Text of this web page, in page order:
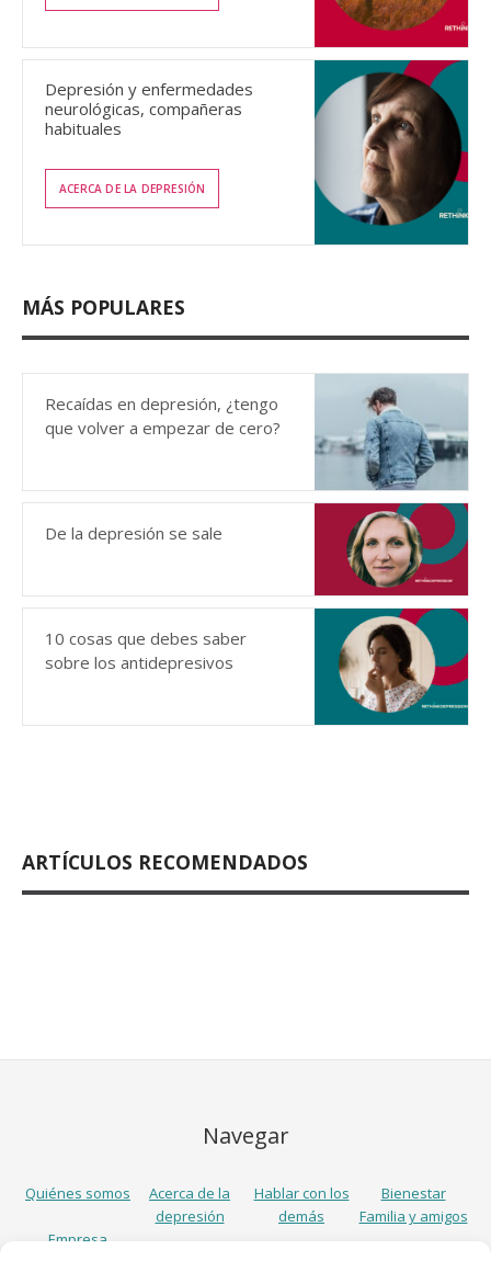
Depresión y enfermedades
neurológicas, compañeras
habituales
ACERCA DE LA DEPRESIÓN
MÁS POPULARES
Recaídas en depresión, ¿tengo
que volver a empezar de cero?
De la depresión se sale
10 cosas que debes saber
sobre los antidepresivos
ARTÍCULOS RECOMENDADOS
Navegar
Quiénes somos
Acerca de la
depresión
Hablar con los
demás
Bienestar
Familia y amigos
Empresa